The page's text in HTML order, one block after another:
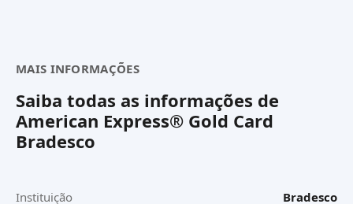
MAIS INFORMAÇÕES
Saiba todas as informações de
American Express® Gold Card
Bradesco
Instituição Bradesco